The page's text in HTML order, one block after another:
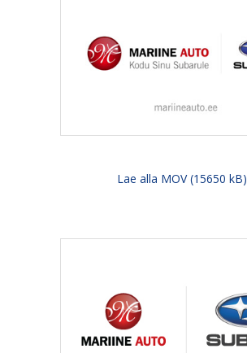
Lae alla MOV (15650 kB)